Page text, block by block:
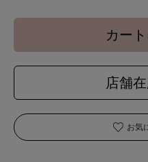
カー
店舗
お気